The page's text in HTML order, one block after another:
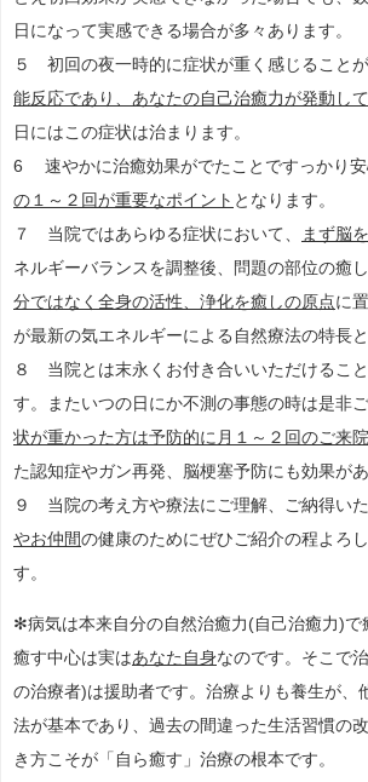
日になって実感できる場合が多々あります。
５ 初回の夜一時的に症状が重く感じること
能反応であり、あなたの自己治癒力が発動し
日にはこの症状は治まります。
6 速やかに治癒効果がでたことですっかり安
の１～２回が重要なポイント となります。
７ 当院ではあらゆる症状において、
まず脳
ネルギーバランスを調整後、問題の部位の癒し
分ではなく全身の活性、浄化を癒しの原点に
が最新の気エネルギーによる自然療法の特長
８ 当院とは末永くお付き合いいただけるこ
す。またいつの日にか不測の事態の時は是非
状が重かった方は予防的に月１～２回のご来院
た認知症やガン再発、脳梗塞予防にも効果があ
９ 当院の考え方や療法にご理解、ご納得い
やお仲間の健康のためにぜひご紹介の程よろ
す。
✻病気は本来自分の自然治癒力(自己治癒力)で
癒す中心は実はあなた自身なのです。そこで
の治療者)は援助者です。治療よりも養生が、
法が基本であり、過去の間違った生活習慣の
き方こそが「自ら癒す」治療の根本です。